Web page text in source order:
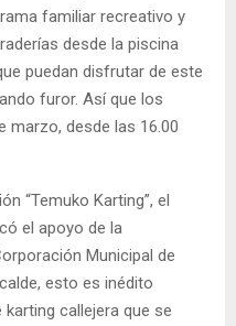
familiar recreativo y
desde la piscina
puedan disfrutar de este
furor. Así que los
marzo, desde las 16.00
“Temuko Karting”, el
el apoyo de la
Municipal de
esto es inédito
callejera que se